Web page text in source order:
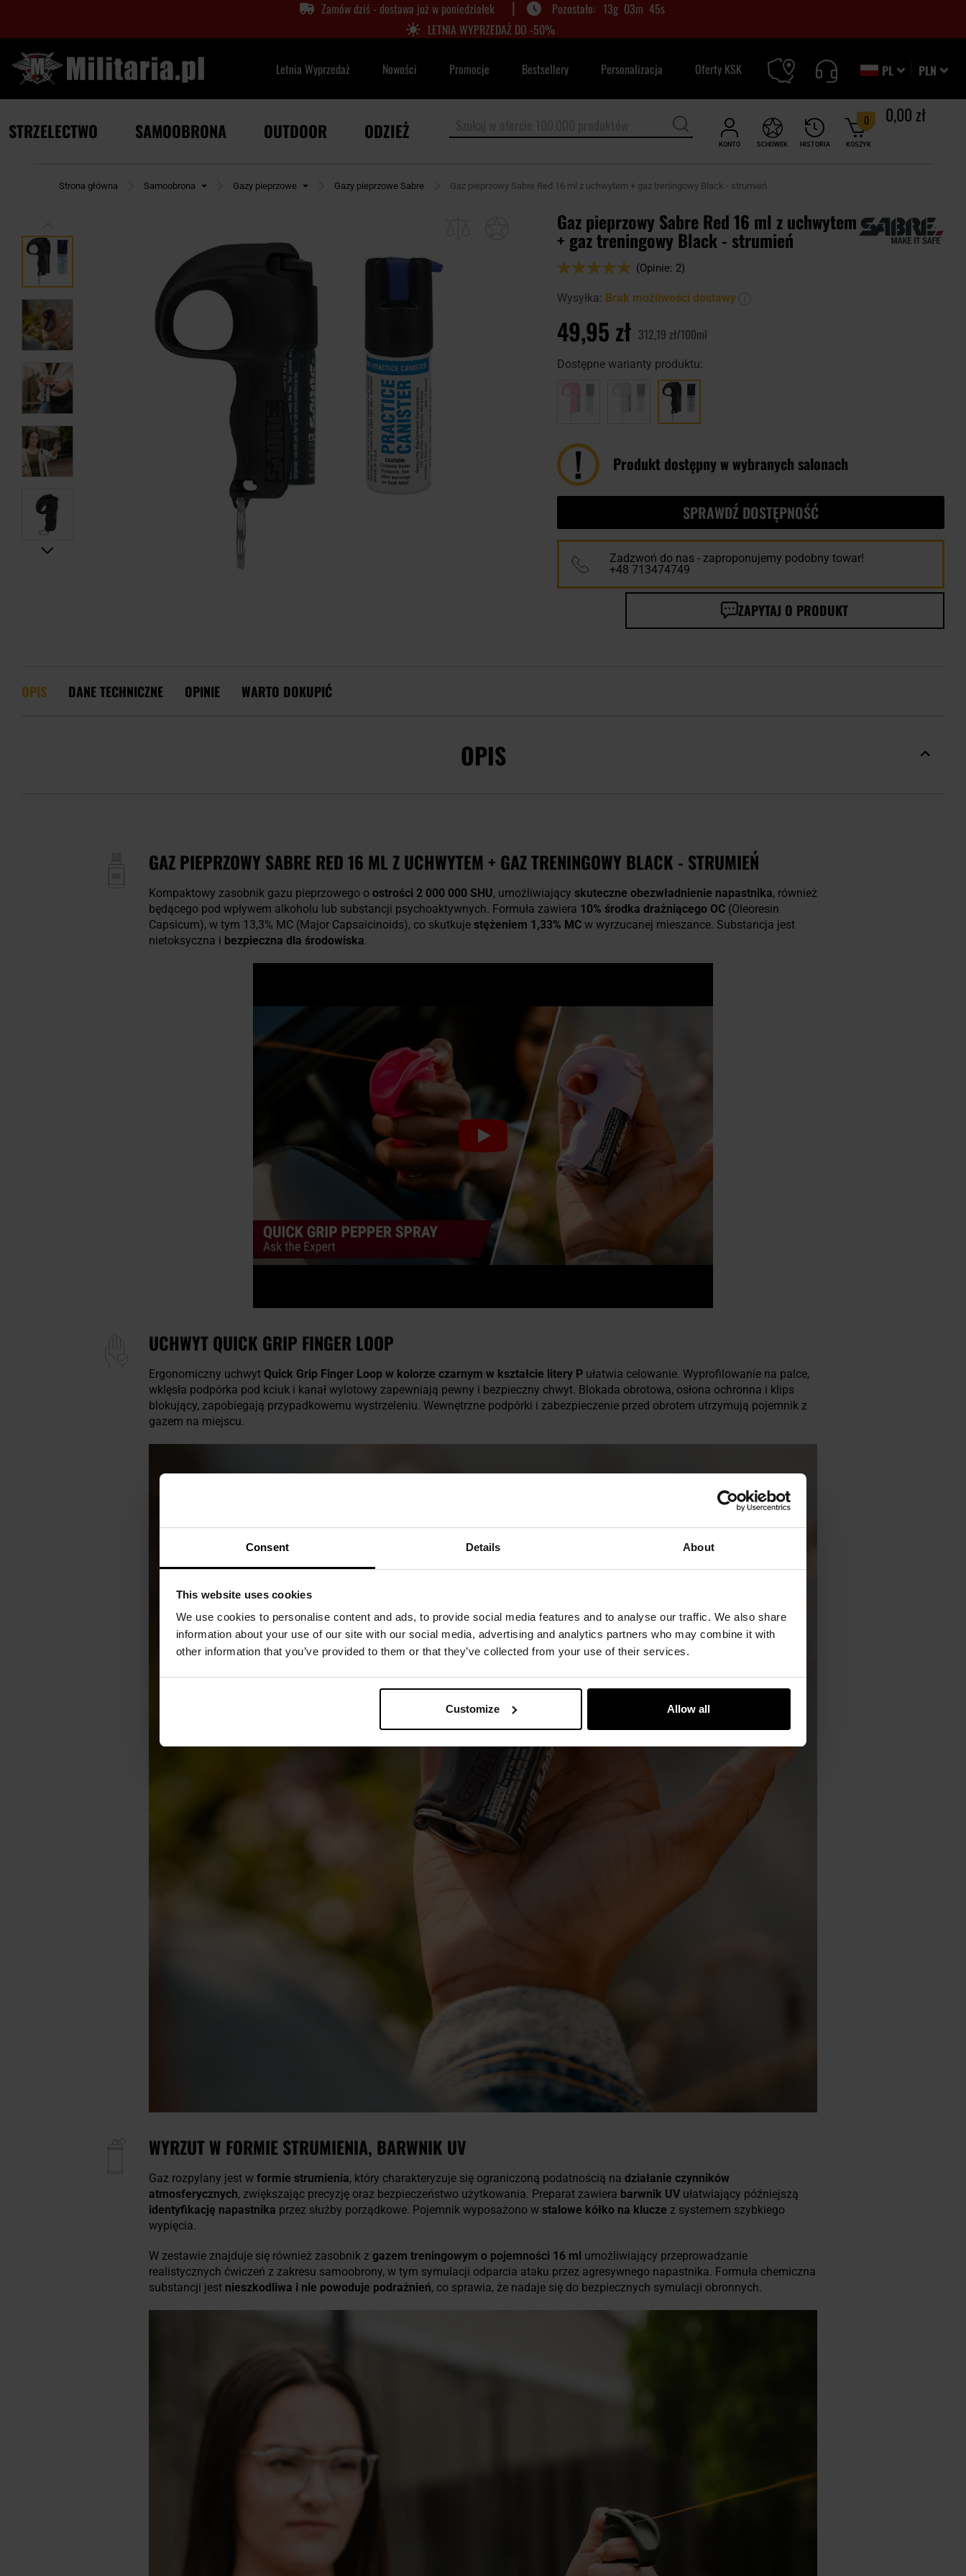
Consent Details About
This website uses cookies
We use cookies to personalise content and ads, to provide social media features and to analyse our traffic. We also share
information about your use of our site with our social media, advertising and analytics partners who may combine it with
other information that you’ve provided to them or that they’ve collected from your use of their services.
Customize Allow all
Zamów dziś - dostawa już w poniedziałek | 13g 03m 44s
LETNIA WYPRZEDAŻ DO -50%
PLN
PL
Letnia Wyprzedaż Nowości Promocje Bestsellery Personalizacja Oferty KSK
KONTO HISTORIA
SCHOWEK KOSZYK
0 0,00 zł
STRZELECTWO SAMOOBRONA OUTDOOR ODZIEŻ
Strona główna Samoobrona Gazy pieprzowe Gazy pieprzowe Sabre Gaz pieprzowy Sabre Red 16 ml z uchwytem + gaz treningowy Black - strumień
Gaz pieprzowy Sabre Red 16 ml z uchwytem
+ gaz treningowy Black - strumień
Ocena:
(Opinie: 2)
Wysyłka: Brak możliwości dostawy
49,95 zł 312,19 zł/100ml
Dostępne warianty produktu:
Produkt dostępny w wybranych salonach
SPRAWDŹ DOSTĘPNOŚĆ
Zadzwoń do nas - zaproponujemy podobny towar!
+48 713474749
ZAPYTAJ O PRODUKT
OPIS DANE TECHNICZNE OPINIE WARTO DOKUPIĆ
OPIS
GAZ PIEPRZOWY SABRE RED 16 ML Z UCHWYTEM + GAZ TRENINGOWY BLACK - STRUMIEŃ
Kompaktowy zasobnik gazu pieprzowego o ostrości 2 000 000 SHU, umożliwiający skuteczne obezwładnienie napastnika, również
będącego pod wpływem alkoholu lub substancji psychoaktywnych. Formuła zawiera 10% środka drażniącego OC (Oleoresin
Capsicum), w tym 13,3% MC (Major Capsaicinoids), co skutkuje stężeniem 1,33% MC w wyrzucanej mieszance. Substancja jest
nietoksyczna i bezpieczna dla środowiska.
UCHWYT QUICK GRIP FINGER LOOP
Ergonomiczny uchwyt Quick Grip Finger Loop w kolorze czarnym w kształcie litery P ułatwia celowanie. Wyprofilowanie na palce,
wklęsła podpórka pod kciuk i kanał wylotowy zapewniają pewny i bezpieczny chwyt. Blokada obrotowa, osłona ochronna i klips
blokujący, zapobiegają przypadkowemu wystrzeleniu. Wewnętrzne podpórki i zabezpieczenie przed obrotem utrzymują pojemnik z
gazem na miejscu.
WYRZUT W FORMIE STRUMIENIA, BARWNIK UV
Gaz rozpylany jest w formie strumienia, który charakteryzuje się ograniczoną podatnością na działanie czynników
atmosferycznych, zwiększając precyzję oraz bezpieczeństwo użytkowania. Preparat zawiera barwnik UV ułatwiający późniejszą
identyfikację napastnika przez służby porządkowe. Pojemnik wyposażono w stalowe kółko na klucze z systemem szybkiego
wypięcia.
W zestawie znajduje się również zasobnik z gazem treningowym o pojemności 16 ml umożliwiający przeprowadzanie
realistycznych ćwiczeń z zakresu samoobrony, w tym symulacji odparcia ataku przez agresywnego napastnika. Formuła chemiczna
substancji jest nieszkodliwa i nie powoduje podrażnień, co sprawia, że nadaje się do bezpiecznych symulacji obronnych.